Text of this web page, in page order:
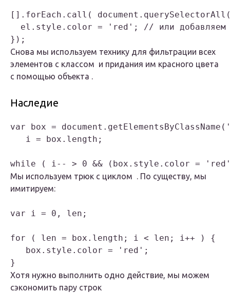
[].forEach.call(
el.style.color = 'red'; // или добавляем
Снова мы используем технику для фильтрации всех
элементов с классом и придания им красного цвета
с помощью объекта .
Наследие
var box =
   i = box.length;
Мы используем трюк с циклом . По существу, мы
имитируем:
var i = 0, len;
for ( len = box.length; i < len; i++ ) {
   box.style.color = 'red';
Хотя нужно выполнить одно действие, мы можем
сэкономить пару строк